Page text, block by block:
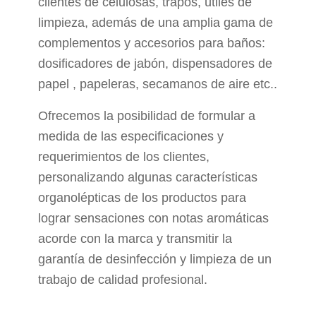
limpieza, además de una amplia gama de
complementos y accesorios para baños:
dosificadores de jabón, dispensadores de
papel , papeleras, secamanos de aire etc..
Ofrecemos la posibilidad de formular a
medida de las especificaciones y
requerimientos de los clientes,
personalizando algunas características
organolépticas de los productos para
lograr sensaciones con notas aromáticas
acorde con la marca y transmitir la
garantía de desinfección y limpieza de un
trabajo de calidad profesional.